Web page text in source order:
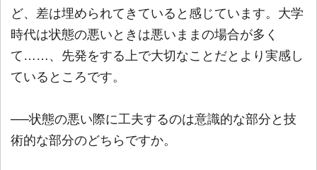
ど、差は埋められてきていると感じています。大学
時代は状態の悪いときは悪いままの場合が多く
て……、先発をする上で大切なことだとより実感し
ているところです。
──状態の悪い際に工夫するのは意識的な部分と技
術的な部分のどちらですか。